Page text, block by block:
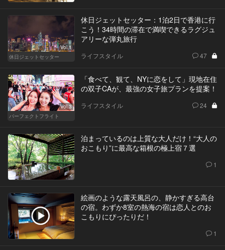
Vol.1
休日ジェットセッター
休日ジェットセッター：1泊2日で香港に行
こう！34時間の滞在で満喫できるラグジュ
アリーな弾丸旅行
ライフスタイル 47
Vol.3
パーフェクトフライト
「食べて、観て、NYに恋をして」現地在住
の双子CAが、最強の女子旅プランを提案！
ライフスタイル 24
泊まっているのは上質な大人だけ！“大人の
おこもり”に最高な箱根の極上宿７選
1
絵画のような露天風呂の、静かすぎる高台
の宿。わずか8室の熱海の宿は恋人とのお
こもりにぴったりだ！
1